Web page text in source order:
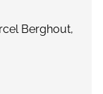
Berghout,